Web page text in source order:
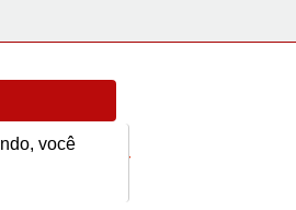
você